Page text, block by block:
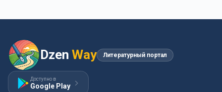
Dzen Way Литературный портал
Доступно в
Google Play